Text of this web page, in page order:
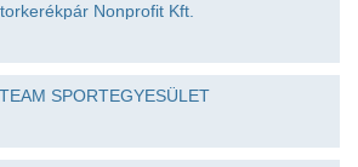
Nonprofit Kft.
SPORTEGYESÜLET